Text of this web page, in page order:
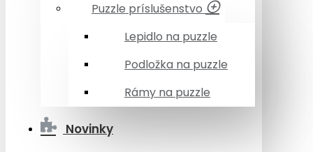
Puzzle príslušenstvo
Lepidlo na puzzle
Podložka na puzzle
Rámy na puzzle
Novinky